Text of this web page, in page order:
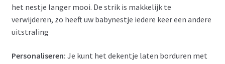
het nestje langer mooi. De strik is makkelijk te
verwijderen, zo heeft uw babynestje iedere keer een andere
uitstraling
Personaliseren: Je kunt het dekentje laten borduren met